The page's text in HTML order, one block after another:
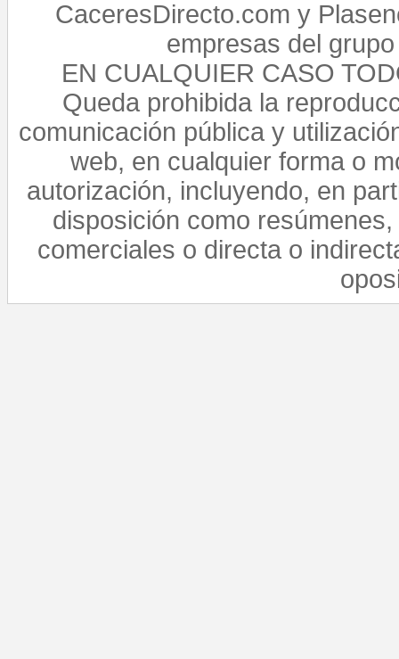
CaceresDirecto.com y
empresas del
EN CUALQUIER CASO
Queda prohibida la
comunicación pública y
web, en cualquier forma o
autorización, incluyendo, en
disposición como
comerciales o directa o